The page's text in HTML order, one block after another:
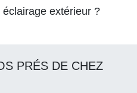
extérieur ?
PRÉS DE CHEZ